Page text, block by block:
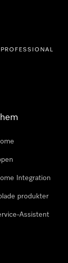
PROFESSIONAL
Integration
produkter
Assistent